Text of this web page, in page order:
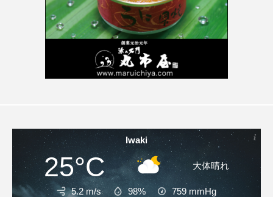
Iwaki
25°C 大体晴れ
5.2 m/s 98% 759 mmHg